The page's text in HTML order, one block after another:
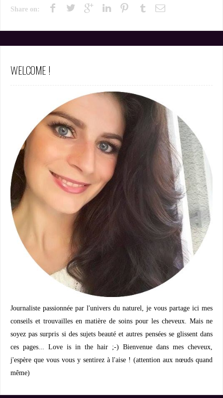
Share on:
WELCOME !
Journaliste passionnée par l'univers du naturel, je vous partage ici mes
conseils et trouvailles en matière de soins pour les cheveux. Mais ne
soyez pas surpris si des sujets beauté et autres pensées se glissent dans
ces pages... Love is in the hair ;-) Bienvenue dans mes cheveux,
j'espère que vous vous y sentirez à l'aise ! (attention aux nœuds quand
même)